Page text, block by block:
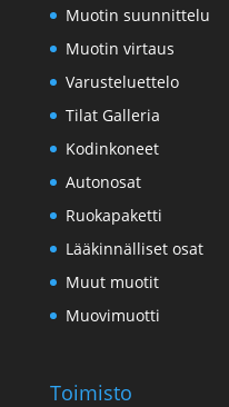
Muotin suunnittelu
Muotin virtaus
Varusteluettelo
Tilat Galleria
Kodinkoneet
Autonosat
Ruokapaketti
Lääkinnälliset osat
Muut muotit
Muovimuotti
Toimisto